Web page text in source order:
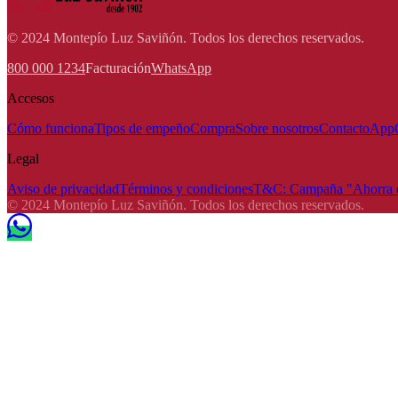
© 2024 Montepío Luz Saviñón. Todos los derechos reservados.
800 000 1234FacturaciónWhatsApp
Accesos
Cómo funcionaTipos de empeñoCompraSobre nosotrosContactoApp
Legal
Aviso de privacidadTérminos y condicionesT&C: Campaña "Ahorra
© 2024 Montepío Luz Saviñón. Todos los derechos reservados.